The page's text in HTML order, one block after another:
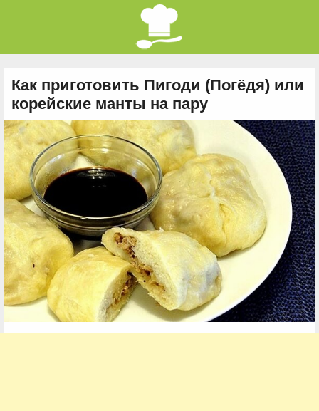
Как приготовить Пигоди (Погёдя) или
корейские манты на пару